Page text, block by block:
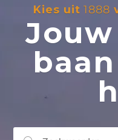
Kies uit1888